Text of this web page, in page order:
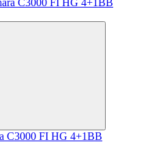
C3000 FI HG 4+1BB